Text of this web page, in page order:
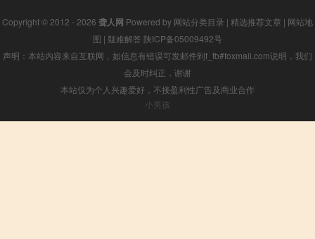
Copyright © 2012 - 2026 聋人网 Powered by 网站分类目录 | 精选推荐文章 | 网站地
图 | 疑难解答 陕ICP备05009492号
声明：本站内容来自互联网，如信息有错误可发邮件到f_fb#foxmail.com说明，我们
会及时纠正，谢谢
本站仅为个人兴趣爱好，不接盈利性广告及商业合作
小男孩